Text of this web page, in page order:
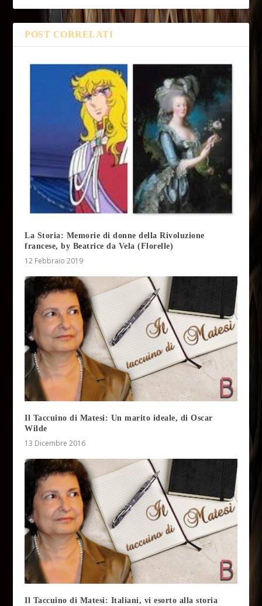
POST CORRELATI
La Storia: Memorie di donne della Rivoluzione
francese, by Beatrice da Vela (Florelle)
12 Febbraio 2019
Il Taccuino di Matesi: Un marito ideale, di Oscar
Wilde
13 Dicembre 2016
Il Taccuino di Matesi: Italiani, vi esorto alla storia